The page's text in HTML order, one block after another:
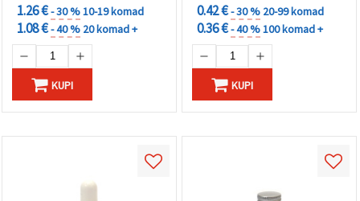
1.26 €- 30 %10-19 komad
1.08 €- 40 % 20 komad +
KUPI
0.42 €- 30 % 20-99 komad
0.36 €- 40 %100 komad +
KUPI